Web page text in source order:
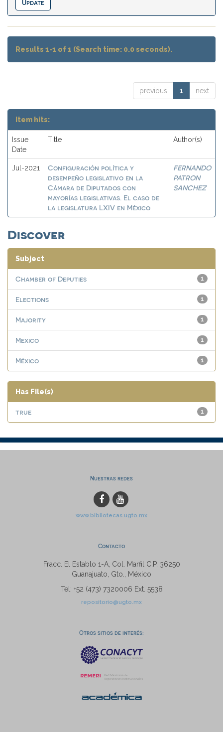
Results 1-1 of 1 (Search time: 0.0 seconds).
previous 1 next
Item hits:
Issue
Date
Title Author(s)
Jul-2021
Configuración política y
desempeño legislativo en la
Cámara de Diputados con
mayorías legislativas. El caso de
la legislatura LXIV en México
FERNANDO
PATRON
SANCHEZ
Discover
Subject
1
Chamber of Deputies
1
Elections
1
Majority
1
Mexico
1
México
Has File(s)
1
true
Nuestras redes
www.bibliotecas.ugto.mx
Contacto
Fracc. El Establo 1-A, Col. Marfil C.P. 36250
Guanajuato, Gto., México
Tel: +52 (473) 7320006 Ext. 5538
repositorio@ugto.mx
Otros sitios de interés: